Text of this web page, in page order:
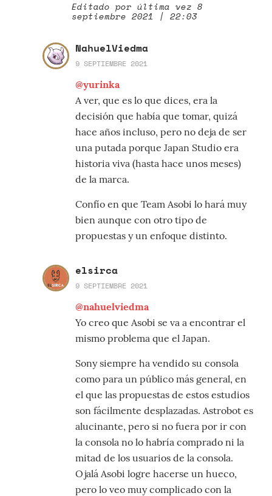
Editado por última vez 8
septiembre 2021 | 22:03
NahuelViedma
9 SEPTIEMBRE 2021
@yurinka
A ver, que es lo que dices, era la
decisión que había que tomar, quizá
hace años incluso, pero no deja de ser
una putada porque Japan Studio era
historia viva (hasta hace unos meses)
de la marca.
Confío en que Team Asobi lo hará muy
bien aunque con otro tipo de
propuestas y un enfoque distinto.
elsirca
9 SEPTIEMBRE 2021
@nahuelviedma
Yo creo que Asobi se va a encontrar el
mismo problema que el Japan.
Sony siempre ha vendido su consola
como para un público más general, en
el que las propuestas de estos estudios
son fácilmente desplazadas. Astrobot es
alucinante, pero si no fuera por ir con
la consola no lo habría comprado ni la
mitad de los usuarios de la consola.
Ojalá Asobi logre hacerse un hueco,
pero lo veo muy complicado con la